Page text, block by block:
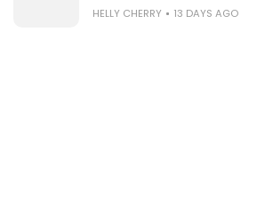
HELLY CHERRY 13 DAYS AGO